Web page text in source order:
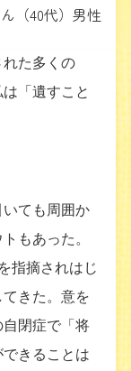
（40代）男性
た多くの
「遺すこと
ても周囲か
もあった。
指摘されはじ
きた。意を
閉症で「将
きることは